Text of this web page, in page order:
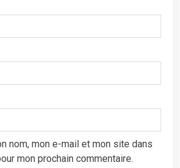
nom, mon e-mail et mon site dans
mon prochain commentaire.